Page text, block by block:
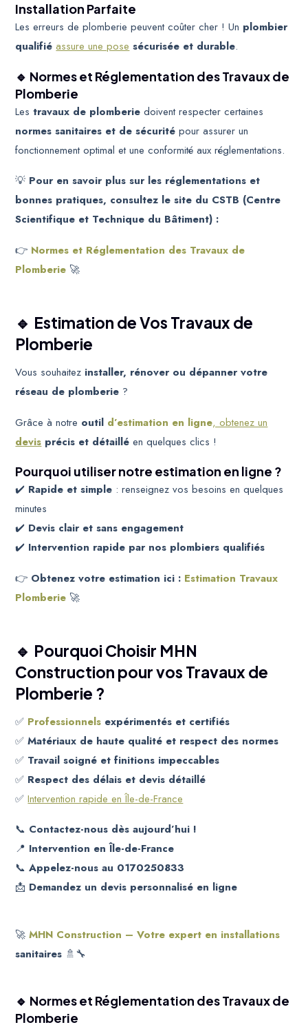
Installation Parfaite
Les erreurs de plomberie peuvent coûter cher ! Un plombier
qualifié assure une posesécurisée et durable.
🔹 Normes et Réglementation des Travaux de
Plomberie
Lestravaux de plomberie doivent respecter certaines
normes sanitaires et de sécurité pour assurer un
fonctionnement optimal et une conformité aux réglementations.
💡 Pour en savoir plus sur les réglementations et
bonnes pratiques, consultez le site du CSTB (Centre
Scientifique et Technique du Bâtiment) :
👉 Normes et Réglementation des Travaux de
Plomberie 🚀
🔹 Estimation de Vos Travaux de
Plomberie
Vous souhaitez installer, rénover ou dépanner votre
réseau de plomberie ?
Grâce à notre outil d’estimation en ligne, obtenez un
devis précis et détaillé en quelques clics !
Pourquoi utiliser notre estimation en ligne ?
✔️ Rapide et simple : renseignez vos besoins en quelques
minutes
✔️ Devis clair et sans engagement
✔️ Intervention rapide par nos plombiers qualifiés
👉 Obtenez votre estimation ici : Estimation Travaux
Plomberie 🚀
🔹 Pourquoi Choisir MHN
Construction pour vos Travaux de
Plomberie ?
✅ Professionnels expérimentés et certifiés
✅Matériaux de haute qualité et respect des normes
✅ Travail soigné et finitions impeccables
✅ Respect des délais et devis détaillé
✅Intervention rapide en Île-de-France
📞 Contactez-nous dès aujourd’hui !
📍 Intervention en Île-de-France
📞Appelez-nous au 0170250833
📩 Demandez un devis personnalisé en ligne
🚀MHN Construction – Votre expert en installations
sanitaires 🚿🔧
🔹 Normes et Réglementation des Travaux de
Plomberie